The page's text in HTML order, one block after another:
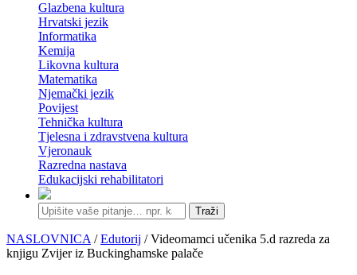
Glazbena kultura
Hrvatski jezik
Informatika
Kemija
Likovna kultura
Matematika
Njemački jezik
Povijest
Tehnička kultura
Tjelesna i zdravstvena kultura
Vjeronauk
Razredna nastava
Edukacijski rehabilitatori
Traži
NASLOVNICA /Edutorij / Videomamci učenika 5.d razreda za
knjigu Zvijer iz Buckinghamske palače